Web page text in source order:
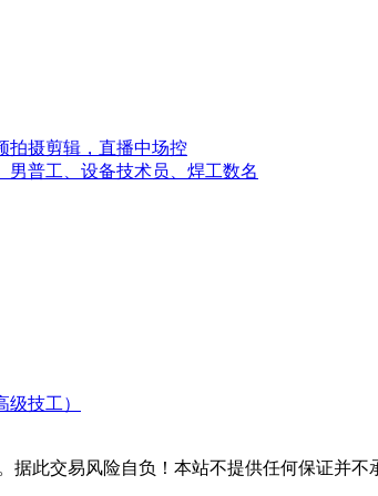
拍摄剪辑，直播中场控
普工、设备技术员、焊工数名
技工）
此交易风险自负！本站不提供任何保证并不